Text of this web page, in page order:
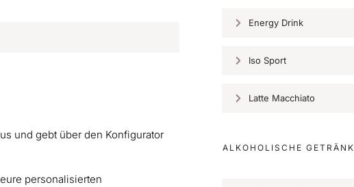
und gebt über den Konfigurator
personalisierten
Energy Drink
Iso Sport
Latte Macchiato
ALKOHOLISCHE